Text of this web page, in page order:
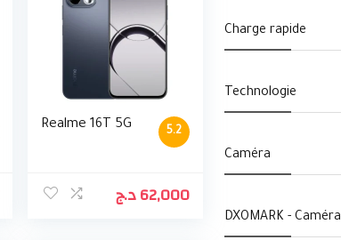
5.2
Realme 16T 5G
62,000د.ج
Charge rapide
Technologie
Caméra
DXOMARK - Caméra